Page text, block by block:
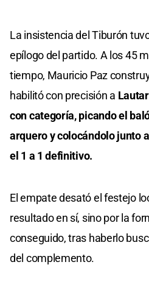
La insistencia del Tiburón
epílogo del partido. A los 45
tiempo, Mauricio Paz
habilitó con precisión a
con categoría, picando el
arquero y colocándolo junto
el 1 a 1 definitivo.
El empate desató el festejo
resultado en sí, sino por la
conseguido, tras haberlo
del complemento.